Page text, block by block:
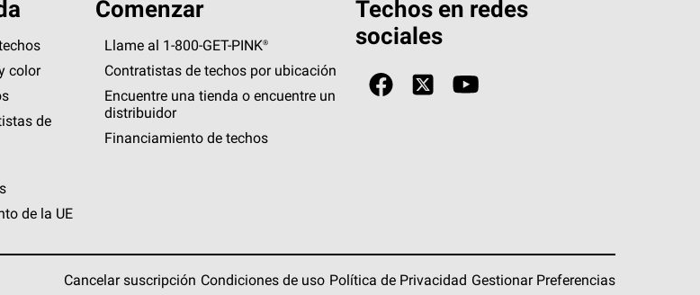
color
de
de la UE
Comenzar
Llame al 1-800-GET -PINK®
Contratistas de techos por ubicación
Encuentre una tienda o encuentre un
distribuidor
Financiamiento de techos
Techos en redes
sociales
Cancelar suscripción Condiciones de uso Política de Privacidad Gestionar Preferencias